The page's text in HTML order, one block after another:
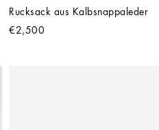
Rucksack aus Kalbsnappaleder
€2,500